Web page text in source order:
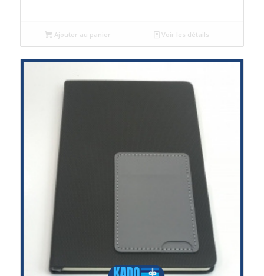
Ajouter au panier Voir les détails